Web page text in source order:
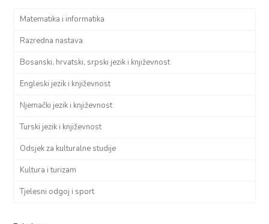
Matematika i informatika
Razredna nastava
Bosanski, hrvatski, srpski jezik i književnost
Engleski jezik i književnost
Njemački jezik i književnost
Turski jezik i književnost
Odsjek za kulturalne studije
Kultura i turizam
Tjelesni odgoj i sport